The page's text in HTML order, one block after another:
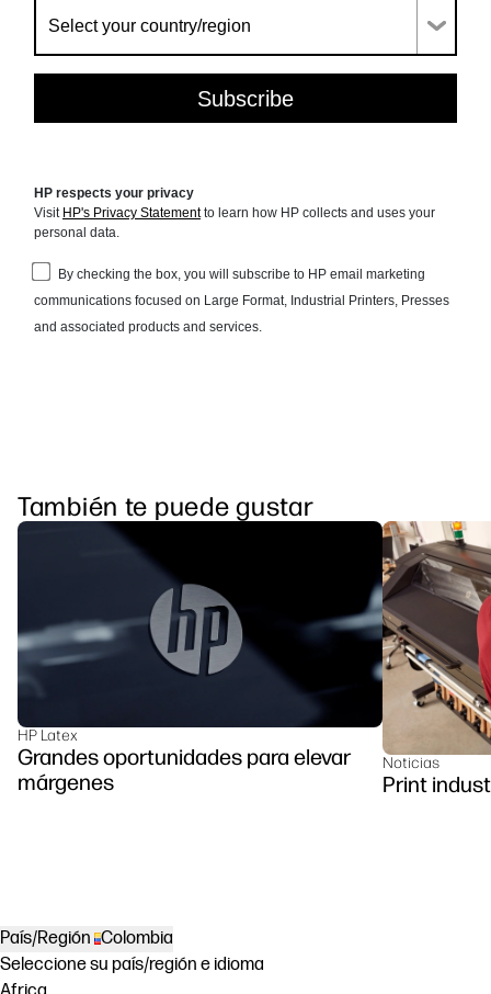
También te puede gustar
HP Latex
Grandes oportunidades para elevar
márgenes
Noticias
Print
País/Región Colombia
Seleccione su país/región e idioma